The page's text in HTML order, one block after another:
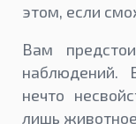
этом, если
Вам
наблюдений.
нечто
лишь